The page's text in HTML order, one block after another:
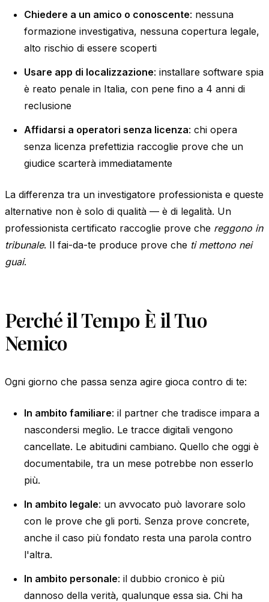
Chiedere a un amico o conoscente: nessuna
formazione investigativa, nessuna copertura legale,
alto rischio di essere scoperti
Usare app di localizzazione: installare software spia
è reato penale in Italia, con pene fino a 4 anni di
reclusione
Affidarsi a operatori senza licenza: chi opera
senza licenza prefettizia raccoglie prove che un
giudice scarterà immediatamente
La differenza tra un investigatore professionista e queste
alternative non è solo di qualità — è di legalità. Un
professionista certificato raccoglie prove che reggono in
tribunale. Il fai-da-te produce prove che ti mettono nei
guai.
Perché il Tempo È il Tuo
Nemico
Ogni giorno che passa senza agire gioca contro di te:
In ambito familiare: il partner che tradisce impara a
nascondersi meglio. Le tracce digitali vengono
cancellate. Le abitudini cambiano. Quello che oggi è
documentabile, tra un mese potrebbe non esserlo
più.
In ambito legale: un avvocato può lavorare solo
con le prove che gli porti. Senza prove concrete,
anche il caso più fondato resta una parola contro
l'altra.
In ambito personale: il dubbio cronico è più
dannoso della verità, qualunque essa sia. Chi ha